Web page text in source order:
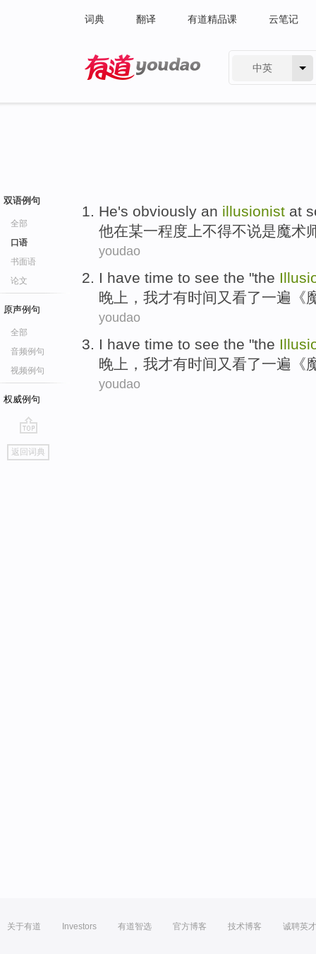
词典 翻译 有道精品课 云笔记
中英
双语例句
全部
口语
书面语
论文
原声例句
全部
音频例句
视频例句
权威例句
go
top
返回词典
He's obviously an illusionist at
他在某一程度 上不得不说是魔术
youdao
I have time to see the "the
晚上 ， 我才有时间 又 看了一遍《
youdao
I have time to see the "the
晚上 ， 我才有时间 又 看了一遍《
youdao
关于有道 Investors 有道智选 官方博客 技术博客 诚聘英才